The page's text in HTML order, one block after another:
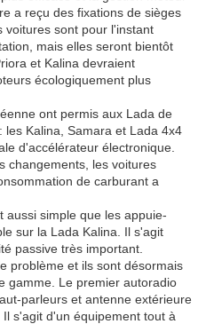
a reçu des fixations de sièges
voitures sont pour l'instant
mais elles seront bientôt
et Kalina devraient
écologiquement plus
ont permis aux Lada de
Kalina, Samara et Lada 4x4
d'accélérateur électronique.
changements, les voitures
de carburant a
aussi simple que les appuie-
sur la Lada Kalina. Il s'agit
passive très important.
problème et ils sont désormais
gamme. Le premier autoradio
parleurs et antenne extérieure
s'agit d'un équipement tout à